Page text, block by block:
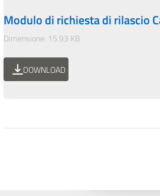
Modulo di richiesta di rilascio
Dimensione: 15.93 KB
DOWNLOAD